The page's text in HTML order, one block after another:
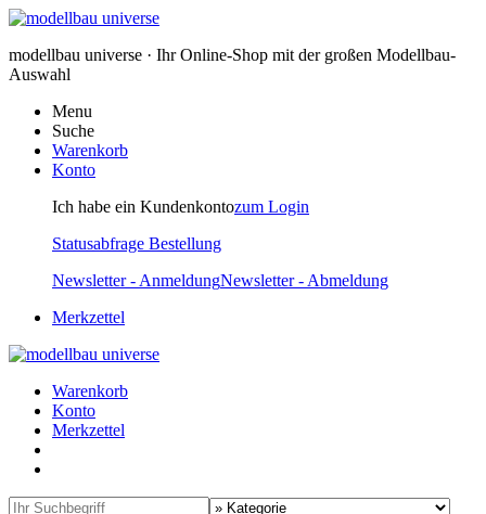
modellbau universe · Ihr Online-Shop mit der großen Modellbau-
Auswahl
Menu
Suche
Warenkorb
Konto
Ich habe ein Kundenkontozum Login
Statusabfrage Bestellung
Newsletter - AnmeldungNewsletter - Abmeldung
Merkzettel
Warenkorb
Konto
Merkzettel